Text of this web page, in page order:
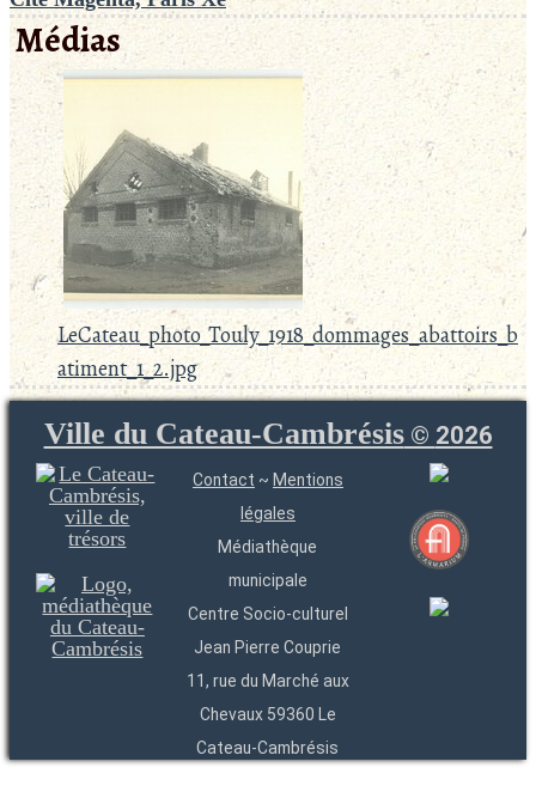
Médias
LeCateau_photo_Touly_1918_dommages_abattoirs_b
atiment_1_2.jpg
Ville du Cateau-Cambrésis© 2026
Contact ~ Mentions
légales
Médiathèque
municipale
Centre Socio-culturel
Jean Pierre Couprie
11, rue du Marché aux
Chevaux 59360 Le
Cateau-Cambrésis